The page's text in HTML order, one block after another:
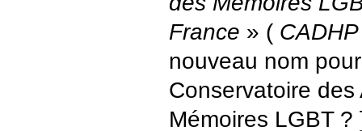
France » ( CADHP
nouveau nom
Conservatoire
Mémoires LGBT